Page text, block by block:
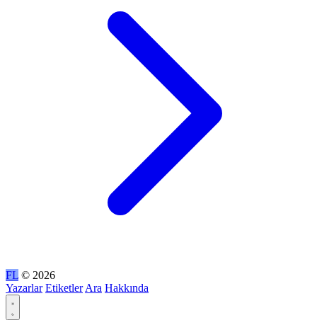
FL © 2026
Yazarlar Etiketler Ara Hakkında